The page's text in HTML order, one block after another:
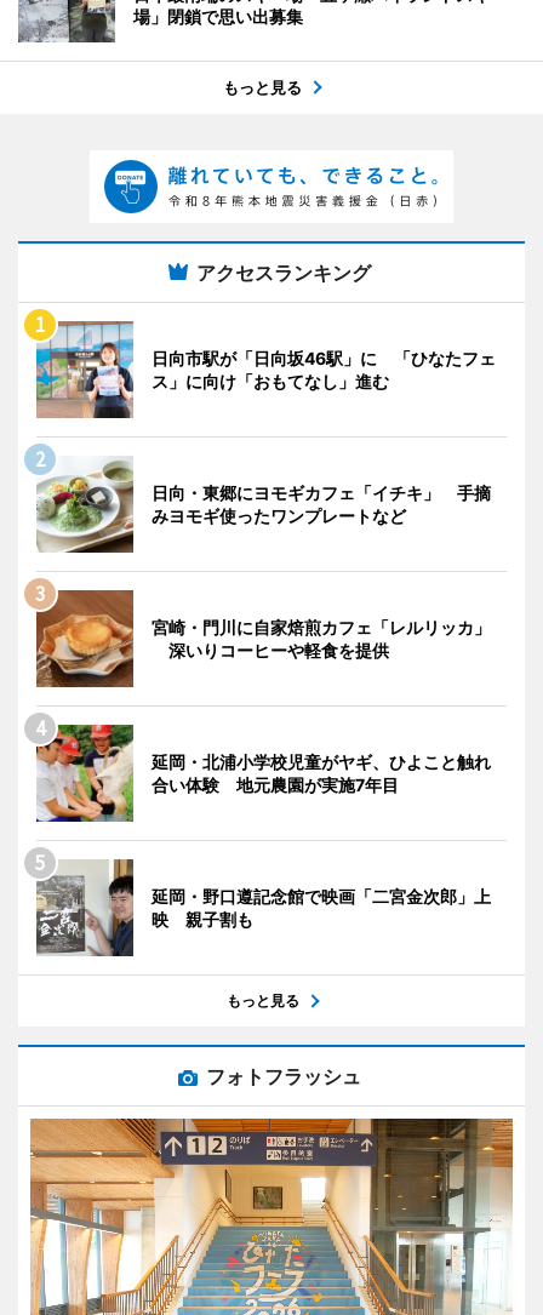
場」閉鎖で思い出募集
もっと見る
アクセスランキング
日向市駅が「日向坂46駅」に 「ひなたフェ
ス」に向け「おもてなし」進む
日向・東郷にヨモギカフェ「イチキ」 手摘
みヨモギ使ったワンプレートなど
宮崎・門川に自家焙煎カフェ「レルリッカ」
深いりコーヒーや軽食を提供
延岡・北浦小学校児童がヤギ、ひよこと触れ
合い体験 地元農園が実施7年目
延岡・野口遵記念館で映画「二宮金次郎」上
映 親子割も
もっと見る
フォトフラッシュ